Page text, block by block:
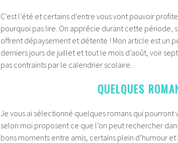
C’est l’été et certains d’entre vous vont pouvoir
pourquoi pas lire. On apprécie durant cette période,
offrent dépaysement et détente ! Mon article est un
derniers jours de juillet et tout le mois d’août, voir
pas contraints par le calendrier scolaire.
QUELQUES
Je vous ai sélectionné quelques romans qui pourront
selon moi proposent ce que l’on peut rechercher
bons moments entre amis, certains plein d’humour